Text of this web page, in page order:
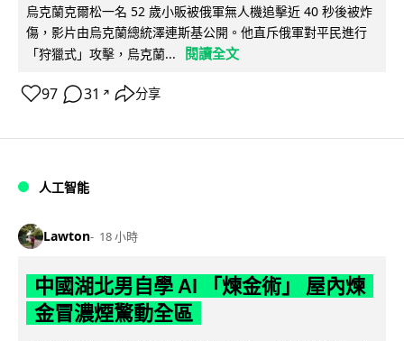
烏克蘭克爾松一名 52 歲小販被俄軍無人機追擊近 40 秒後被炸
傷，影片由烏克蘭總統澤連斯基公開。他直斥俄軍對平民進行
「狩獵式」攻擊，烏克蘭...
閱讀全文
97 31 ↗ 分享
人工智能
Lawton 18 小時
中國湖北男自學 AI 「煉金術」 屋內煉
金冒濃煙驚動全區